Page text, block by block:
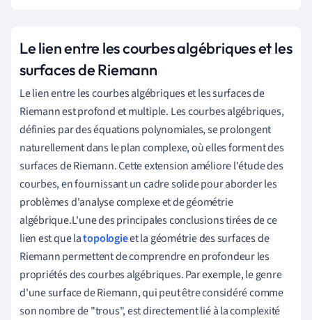
Le lien entre les courbes algébriques et les
surfaces de Riemann
Le lien entre les courbes algébriques et les surfaces de
Riemann est profond et multiple. Les courbes algébriques,
définies par des équations polynomiales, se prolongent
naturellement dans le plan complexe, où elles forment des
surfaces de Riemann. Cette extension améliore l'étude des
courbes, en fournissant un cadre solide pour aborder les
problèmes d'analyse complexe et de géométrie
algébrique.L'une des principales conclusions tirées de ce
lien est que latopologieet la géométrie des surfaces de
Riemann permettent de comprendre en profondeur les
propriétés des courbes algébriques. Par exemple, le genre
d'une surface de Riemann, qui peut être considéré comme
son nombre de "trous", est directement lié à la complexité